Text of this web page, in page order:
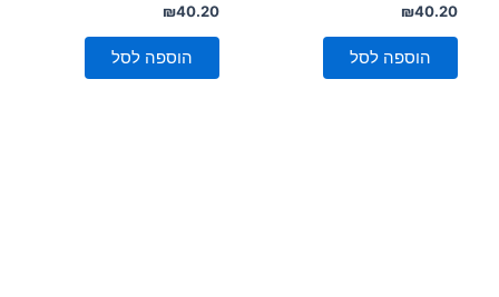
דורג
0
מתוך
₪40.20
הוספה לסל
דורג
0
מתוך
₪40.20
הוספה לסל